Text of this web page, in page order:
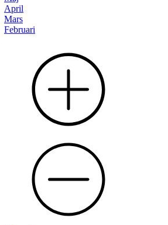
April
Mars
Februari